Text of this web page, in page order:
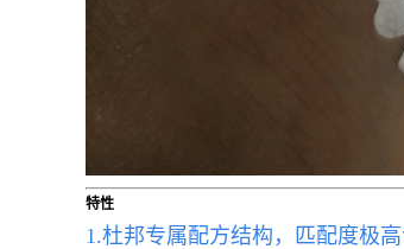
特性
1.杜邦专属配方结构，匹配度极